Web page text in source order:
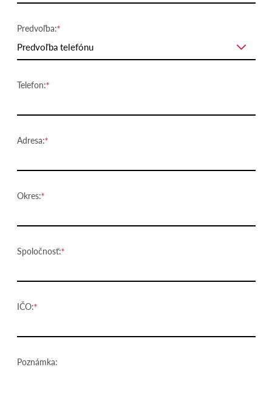
Predvoľba:
Predvoľba telefónu
Telefon:
Adresa:
Okres:
Spoločnosť:
IČO:
Poznámka: